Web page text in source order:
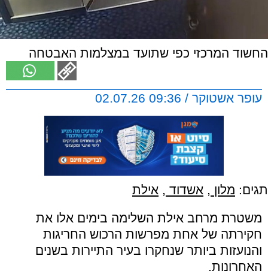
החשוד המרכזי כפי שתועד במצלמות האבטחה
עופר אשטוקר / 09:36 02.07.26
תגים: מלון , אשדוד , אילת
משטרת מרחב אילת השלימה בימים אלו את
חקירתה של אחת מפרשות הרכוש החריגות
והנועזות ביותר שנחקרו בעיר התיירות בשנים
האחרונות.